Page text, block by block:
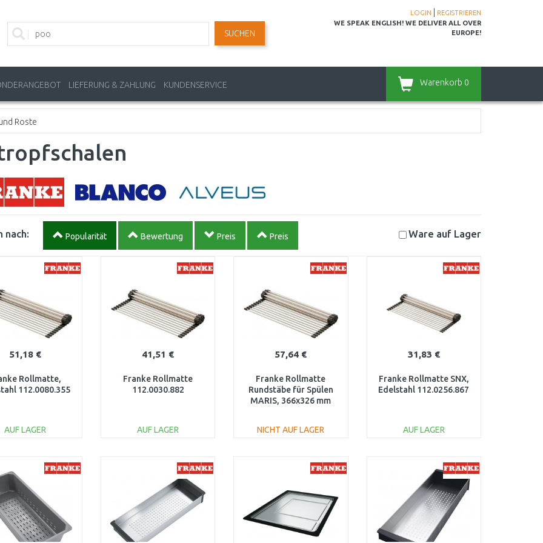
LOGIN
REGISTRIEREN
WE SPEAK ENGLISH! WE DELIVER ALL OVER
EUROPE!
SUCHEN
LIEFERUNG & ZAHLUNG KUNDENSERVICE Warenkorb 0
Roste
nach: Popularität Bewertung Preis Preis Ware auf Lager
51,18 €
Rollmatte,
112.0080.355
AUF LAGER
Vergleichen
41,51 €
Franke Rollmatte
112.0030.882
AUF LAGER
Vergleichen
57,64 €
Franke Rollmatte
Rundstäbe für Spülen
MARIS, 366x326 mm
NICHT AUF LAGER
31,83 €
Franke Rollmatte SNX,
Edelstahl 112.0256.867
AUF LAGER
Vergleichen